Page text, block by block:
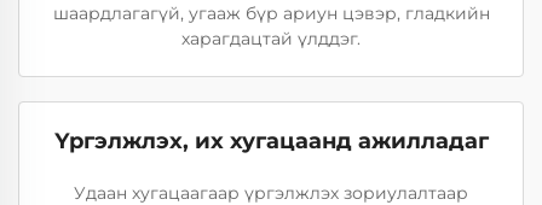
шаардлагагүй, угааж бүр ариун цэвэр, гладкийн
харагдацтай үлддэг.
Үргэлжлэх, их хугацаанд ажилладаг
Удаан хугацаагаар үргэлжлэх зориулалтаар